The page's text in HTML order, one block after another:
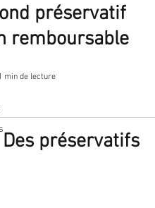
préservatif
remboursable
min de lecture
Des préservatifs